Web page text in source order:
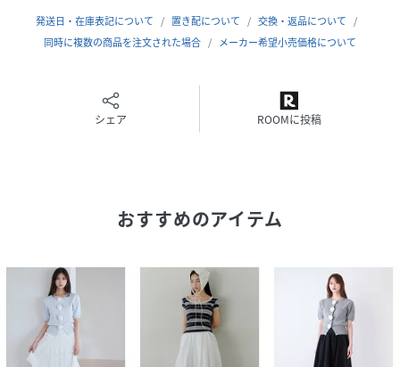
【おすすめ骨格タイプ】
※照明の関係により、実際よりも色味が違って見える場合が
商品の色味は、商品単品画像をご参照下さい。
性別タイプ
原産国
発送日・在庫表記について 置き配について
交換・返品について
同時に複数の商品を注文された場合
メーカー希望小売価格について
シェア ROOMに投稿
おすすめのアイテム